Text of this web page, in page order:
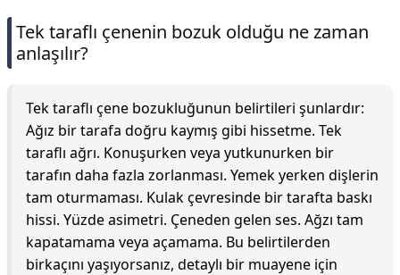
Tek taraflı çenenin bozuk olduğu ne zaman
anlaşılır?
Tek taraflı çene bozukluğunun belirtileri şunlardır:
Ağız bir tarafa doğru kaymış gibi hissetme. Tek
taraflı ağrı. Konuşurken veya yutkunurken bir
tarafın daha fazla zorlanması. Yemek yerken dişlerin
tam oturmaması. Kulak çevresinde bir tarafta baskı
hissi. Yüzde asimetri. Çeneden gelen ses. Ağzı tam
kapatamama veya açamama. Bu belirtilerden
birkaçını yaşıyorsanız, detaylı bir muayene için